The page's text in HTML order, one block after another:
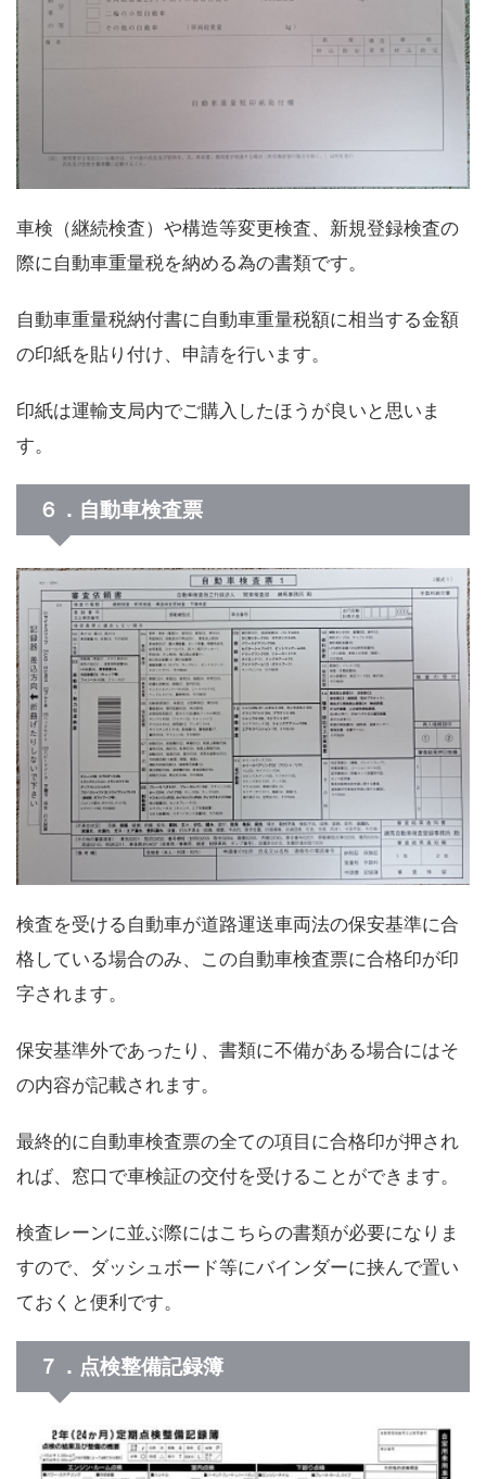
車検（継続検査）や構造等変更検査、新規登録検査の
際に自動車重量税を納める為の書類です。
自動車重量税納付書に自動車重量税額に相当する金額
の印紙を貼り付け、申請を行います。
印紙は運輸支局内でご購入したほうが良いと思いま
す。
６．自動車検査票
検査を受ける自動車が道路運送車両法の保安基準に合
格している場合のみ、この自動車検査票に合格印が印
字されます。
保安基準外であったり、書類に不備がある場合にはそ
の内容が記載されます。
最終的に自動車検査票の全ての項目に合格印が押され
れば、窓口で車検証の交付を受けることができます。
検査レーンに並ぶ際にはこちらの書類が必要になりま
すので、ダッシュボード等にバインダーに挟んで置い
ておくと便利です。
７．点検整備記録簿